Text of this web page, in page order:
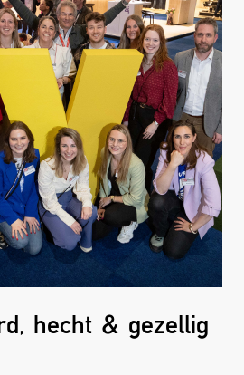
hecht & gezellig